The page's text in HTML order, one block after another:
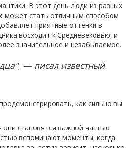
В этот день люди из разных
может стать отличным способом
приятные оттенки в
восходит к Средневековью, и
значительное и незабываемое.
— писал известный
как сильно вы
становятся важной частью
вспоминают моменты, когда